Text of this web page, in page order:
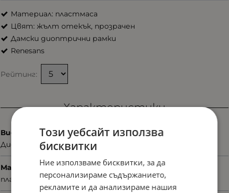
Материал: пластмаса
Цвят: жълт отекък, прозрачен
Дамски диоптрични рамки
Renesans
Рейтинг:
Характеристики
Вид
Диоптрични
Материал
пластмаса
Този уебсайт използва
бисквитки
Ние използваме бисквитки, за да
персонализираме съдържанието,
рекламите и да анализираме нашия